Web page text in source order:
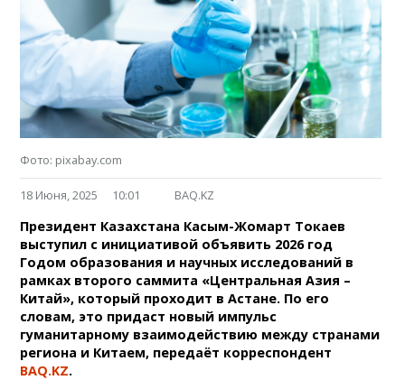
Фото: pixabay.com
18 Июня, 2025 10:01 BAQ.KZ
Президент Казахстана Касым-Жомарт Токаев
выступил с инициативой объявить 2026 год
Годом образования и научных исследований в
рамках второго саммита «Центральная Азия –
Китай», который проходит в Астане. По его
словам, это придаст новый импульс
гуманитарному взаимодействию между странами
региона и Китаем, передаёт корреспондент
BAQ.KZ.